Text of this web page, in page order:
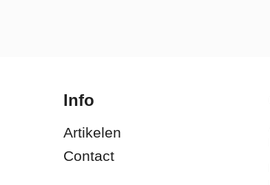
Info
Artikelen
Contact